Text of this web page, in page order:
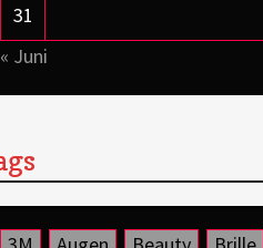
31
« Juni